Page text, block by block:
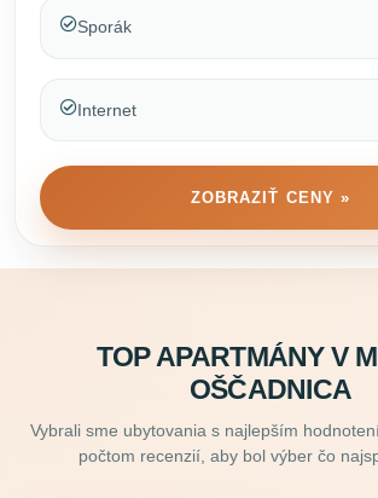
Sporák
Internet
ZOBRAZIŤ CENY »
TOP APARTMÁNY V
OŠČADNICA
Vybrali sme ubytovania s najlepším
počtom recenzií, aby bol výber čo